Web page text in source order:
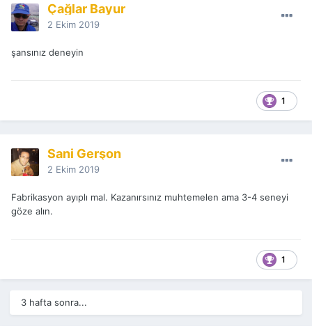
Çağlar Bayur
2 Ekim 2019
şansınız deneyin
1
Sani Gerşon
2 Ekim 2019
Fabrikasyon ayıplı mal. Kazanırsınız muhtemelen ama 3-4 seneyi
göze alın.
1
3 hafta sonra...